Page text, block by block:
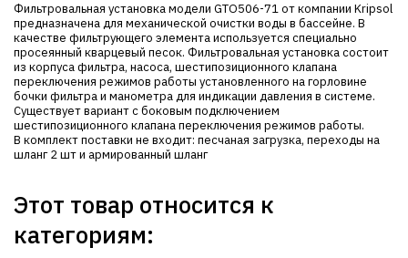
Фильтровальная установка модели GTО506-71 от компании Kripsol
предназначена для механической очистки воды в бассейне. В
качестве фильтрующего элемента используется специально
просеянный кварцевый песок. Фильтровальная установка состоит
из корпуса фильтра, насоса, шестипозиционного клапана
переключения режимов работы установленного на горловине
бочки фильтра и манометра для индикации давления в системе.
Существует вариант с боковым подключением
шестипозиционного клапана переключения режимов работы.
В комплект поставки не входит: песчаная загрузка, переходы на
шланг 2 шт и армированный шланг
Этот товар относится к
категориям: